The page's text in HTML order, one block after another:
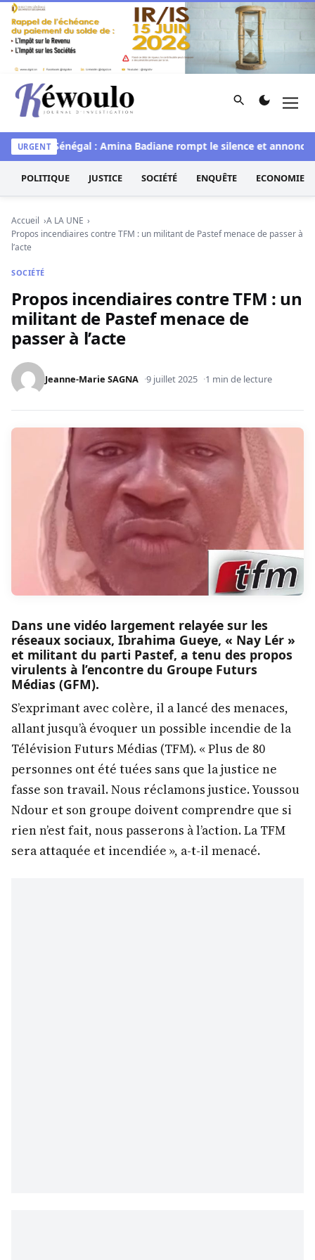
Aller au contenu
Kéwoulo, le premier site d'information et d'investigation
Rechercher
URGENT
Miss Sénégal : Amina Badiane rompt le silence et annonce
POLITIQUE JUSTICE SOCIÉTÉ ENQUÊTE ECONOMIE
Accueil
A LA UNE
Propos incendiaires contre TFM : un militant de Pastef menace de passer à
l’acte
SOCIÉTÉ
Propos incendiaires contre TFM : un
militant de Pastef menace de
passer à l’acte
Jeanne-Marie SAGNA 9 juillet 2025 1 min de lecture
Dans une vidéo largement relayée sur les
réseaux sociaux, Ibrahima Gueye, « Nay Lér »
et militant du parti Pastef, a tenu des propos
virulents à l’encontre du Groupe Futurs
Médias (GFM).
S’exprimant avec colère, il a lancé des menaces,
allant jusqu’à évoquer un possible incendie de la
Télévision Futurs Médias (TFM). « Plus de 80
personnes ont été tuées sans que la justice ne
fasse son travail. Nous réclamons justice. Youssou
Ndour et son groupe doivent comprendre que si
rien n’est fait, nous passerons à l’action. La TFM
sera attaquée et incendiée », a-t-il menacé.